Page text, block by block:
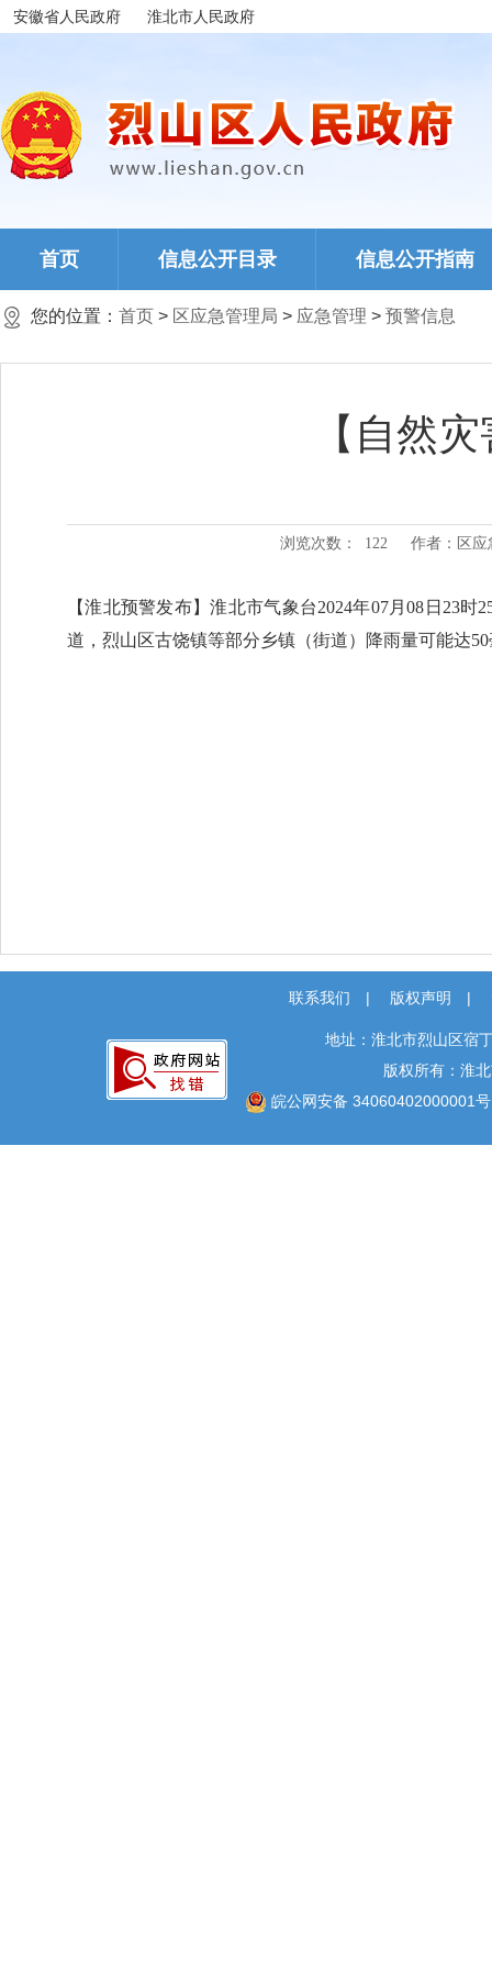
安徽省人民政府 淮北市人民政府
首页 信息公开目录 信息公开指南
您的位置： 首页 > 区应急管理局 > 应急管理 > 预警信息
【自然
浏览次数： 122 作者：区应
【淮北预警发布】淮北市气象台2024年07月08日23
道，烈山区古饶镇等部分乡镇（街道）降雨量可能达
联系我们 | 版权声明 |
地址：淮北市烈山区宿
版权所有：淮
皖公网安备 34060402000001号